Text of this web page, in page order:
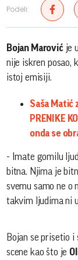
Podeli:
Bojan Marovićje
nije iskren posao,
istoj emisiji.
Saša Matić
PRENIKE
onda se
- Imate gomilu
bitna. Njima je
svemu samo ne o
takvim ljudima ni
Bojan se prisetio
scene kao što je